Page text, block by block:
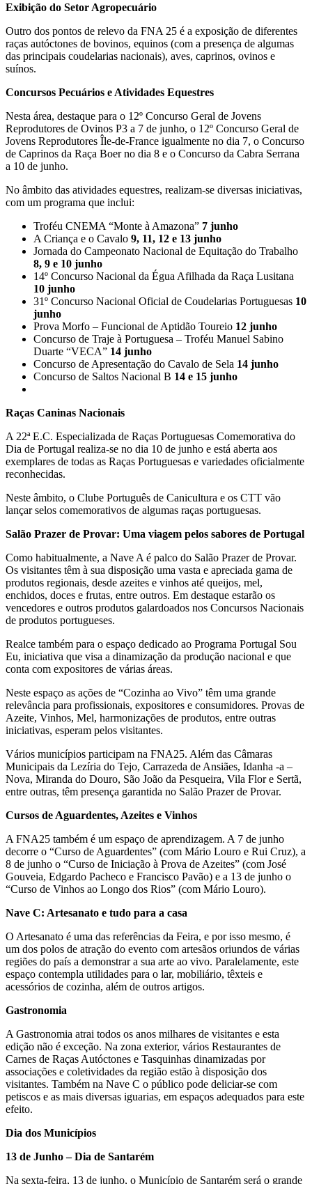
Exibição do Setor Agropecuário
Outro dos pontos de relevo da FNA 25 é a exposição de diferentes
raças autóctones de bovinos, equinos (com a presença de algumas
das principais coudelarias nacionais), aves, caprinos, ovinos e
suínos.
Concursos Pecuários e Atividades Equestres
Nesta área, destaque para o 12º Concurso Geral de Jovens
Reprodutores de Ovinos P3 a 7 de junho, o 12º Concurso Geral de
Jovens Reprodutores Île-de-France igualmente no dia 7, o Concurso
de Caprinos da Raça Boer no dia 8 e o Concurso da Cabra Serrana
a 10 de junho.
No âmbito das atividades equestres, realizam-se diversas iniciativas,
com um programa que inclui:
Troféu CNEMA “Monte à Amazona” 7 junho
A Criança e o Cavalo 9, 11, 12 e 13 junho
Jornada do Campeonato Nacional de Equitação do Trabalho
8, 9 e 10 junho
14º Concurso Nacional da Égua Afilhada da Raça Lusitana
10 junho
31º Concurso Nacional Oficial de Coudelarias Portuguesas 10
junho
Prova Morfo – Funcional de Aptidão Toureio 12 junho
Concurso de Traje à Portuguesa – Troféu Manuel Sabino
Duarte “VECA” 14 junho
Concurso de Apresentação do Cavalo de Sela 14 junho
Concurso de Saltos Nacional B 14 e 15 junho
Raças Caninas Nacionais
A 22ª E.C. Especializada de Raças Portuguesas Comemorativa do
Dia de Portugal realiza-se no dia 10 de junho e está aberta aos
exemplares de todas as Raças Portuguesas e variedades oficialmente
reconhecidas.
Neste âmbito, o Clube Português de Canicultura e os CTT vão
lançar selos comemorativos de algumas raças portuguesas.
Salão Prazer de Provar: Uma viagem pelos sabores de Portugal
Como habitualmente, a Nave A é palco do Salão Prazer de Provar.
Os visitantes têm à sua disposição uma vasta e apreciada gama de
produtos regionais, desde azeites e vinhos até queijos, mel,
enchidos, doces e frutas, entre outros. Em destaque estarão os
vencedores e outros produtos galardoados nos Concursos Nacionais
de produtos portugueses.
Realce também para o espaço dedicado ao Programa Portugal Sou
Eu, iniciativa que visa a dinamização da produção nacional e que
conta com expositores de várias áreas.
Neste espaço as ações de “Cozinha ao Vivo” têm uma grande
relevância para profissionais, expositores e consumidores. Provas de
Azeite, Vinhos, Mel, harmonizações de produtos, entre outras
iniciativas, esperam pelos visitantes.
Vários municípios participam na FNA25. Além das Câmaras
Municipais da Lezíria do Tejo, Carrazeda de Ansiães, Idanha -a –
Nova, Miranda do Douro, São João da Pesqueira, Vila Flor e Sertã,
entre outras, têm presença garantida no Salão Prazer de Provar.
Cursos de Aguardentes, Azeites e Vinhos
A FNA25 também é um espaço de aprendizagem. A 7 de junho
decorre o “Curso de Aguardentes” (com Mário Louro e Rui Cruz), a
8 de junho o “Curso de Iniciação à Prova de Azeites” (com José
Gouveia, Edgardo Pacheco e Francisco Pavão) e a 13 de junho o
“Curso de Vinhos ao Longo dos Rios” (com Mário Louro).
Nave C: Artesanato e tudo para a casa
O Artesanato é uma das referências da Feira, e por isso mesmo, é
um dos polos de atração do evento com artesãos oriundos de várias
regiões do país a demonstrar a sua arte ao vivo. Paralelamente, este
espaço contempla utilidades para o lar, mobiliário, têxteis e
acessórios de cozinha, além de outros artigos.
Gastronomia
A Gastronomia atrai todos os anos milhares de visitantes e esta
edição não é exceção. Na zona exterior, vários Restaurantes de
Carnes de Raças Autóctones e Tasquinhas dinamizadas por
associações e coletividades da região estão à disposição dos
visitantes. Também na Nave C o público pode deliciar-se com
petiscos e as mais diversas iguarias, em espaços adequados para este
efeito.
Dia dos Municípios
13 de Junho – Dia de Santarém
Na sexta-feira, 13 de junho, o Município de Santarém será o grande